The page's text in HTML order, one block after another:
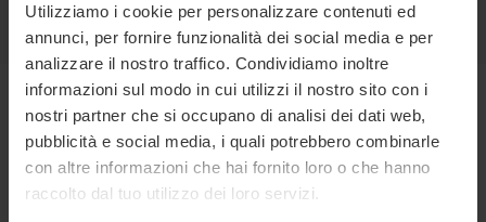
Utilizziamo i cookie per personalizzare contenuti ed
annunci, per fornire funzionalità dei social media e per
analizzare il nostro traffico. Condividiamo inoltre
informazioni sul modo in cui utilizzi il nostro sito con i
nostri partner che si occupano di analisi dei dati web,
pubblicità e social media, i quali potrebbero combinarle
con altre informazioni che hai fornito loro o che hanno
raccolto dal tuo utilizzo dei loro servizi.
Su questa pagina
Varianti e dettagli
Misura unica